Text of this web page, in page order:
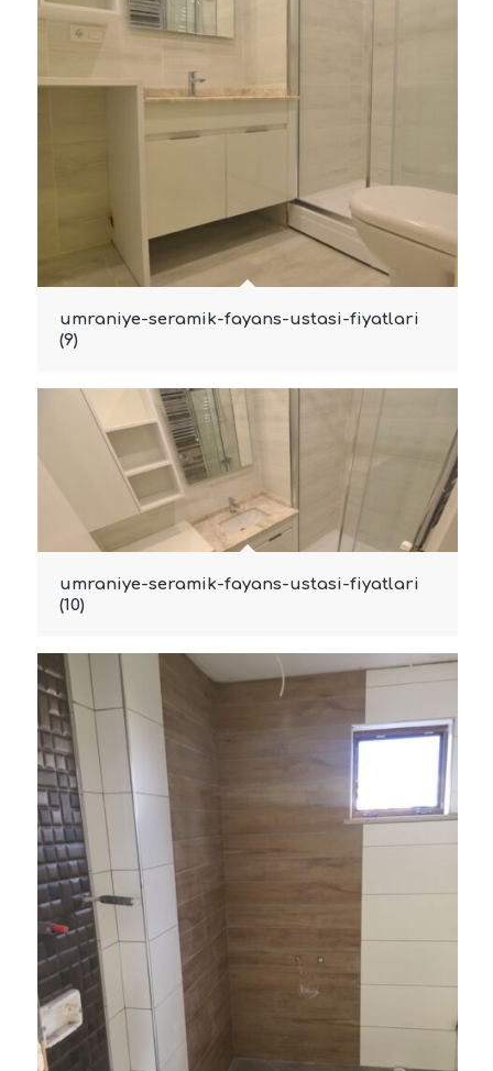
umraniye-seramik-fayans-ustasi-fiyatlari
(9)
umraniye-seramik-fayans-ustasi-fiyatlari
(10)